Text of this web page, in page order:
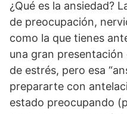
¿Qué es la ansiedad?
de preocupación,
como la que tienes
una gran
de estrés, pero esa
prepararte con
estado preocupando